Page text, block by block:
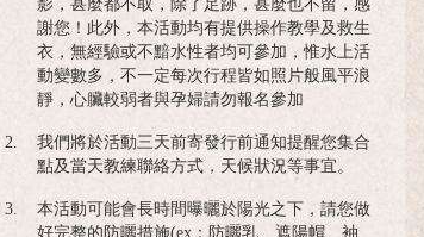
影，甚麼都不取，除了足跡，甚麼也不留，感
謝您！此外，本活動均有提供操作教學及救生
衣，無經驗或不黯水性者均可參加，惟水上活
動變數多，不一定每次行程皆如照片般風平浪
靜，心臟較弱者與孕婦請勿報名參加
2.
我們將於活動三天前寄發行前通知提醒您集合
點及當天教練聯絡方式，天候狀況等事宜。
3.
本活動可能會長時間曝曬於陽光之下，請您做
好完整的防曬措施(ex：防曬乳、遮陽帽、袖